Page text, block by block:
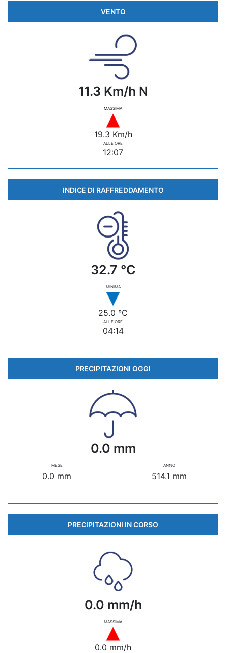
VENTO
11.3 Km/h N
MASSIMA
19.3 Km/h
ALLE ORE
12:07
INDICE DI RAFFREDDAMENTO
32.7 °C
MINIMA
25.0 °C
ALLE ORE
04:14
PRECIPITAZIONI OGGI
0.0 mm
MESE
0.0 mm
ANNO
514.1 mm
PRECIPITAZIONI IN CORSO
0.0 mm/h
MASSIMA
0.0 mm/h